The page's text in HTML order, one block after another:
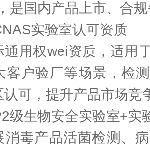
是国内产品上市、合
实验室认可资质
通用权wei资质，适用
客户验厂等场景，检
认可，提升产品市场竞
级生物安全实验室+实
消毒产品活菌检测、